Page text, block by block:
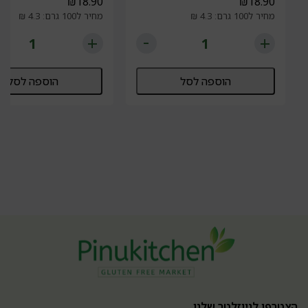
מחיר ל100 גרם: 4.3 ₪
הוספה לסל
מחיר ל100 גרם: 4.3 ₪
הוספה לסל